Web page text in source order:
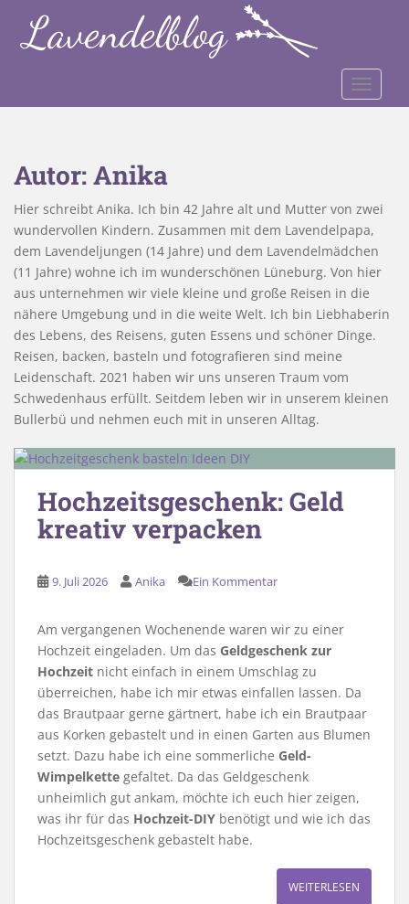
Autor:Anika
Hier schreibt Anika. Ich bin 42 Jahre alt und Mutter von zwei
wundervollen Kindern. Zusammen mit dem Lavendelpapa,
dem Lavendeljungen (14 Jahre) und dem Lavendelmädchen
(11 Jahre) wohne ich im wunderschönen Lüneburg. Von hier
aus unternehmen wir viele kleine und große Reisen in die
nähere Umgebung und in die weite Welt. Ich bin Liebhaberin
des Lebens, des Reisens, guten Essens und schöner Dinge.
Reisen, backen, basteln und fotografieren sind meine
Leidenschaft. 2021 haben wir uns unseren Traum vom
Schwedenhaus erfüllt. Seitdem leben wir in unserem kleinen
Bullerbü und nehmen euch mit in unseren Alltag.
Hochzeitsgeschenk: Geld
kreativ verpacken
9. Juli 2026 Anika Ein Kommentar
Am vergangenen Wochenende waren wir zu einer
Hochzeit eingeladen. Um das Geldgeschenk zur
Hochzeit nicht einfach in einem Umschlag zu
überreichen, habe ich mir etwas einfallen lassen. Da
das Brautpaar gerne gärtnert, habe ich ein Brautpaar
aus Korken gebastelt und in einen Garten aus Blumen
setzt. Dazu habe ich eine sommerliche Geld-
Wimpelkette gefaltet. Da das Geldgeschenk
unheimlich gut ankam, möchte ich euch hier zeigen,
was ihr für das Hochzeit-DIY benötigt und wie ich das
Hochzeitsgeschenk gebastelt habe.
WEITERLESEN